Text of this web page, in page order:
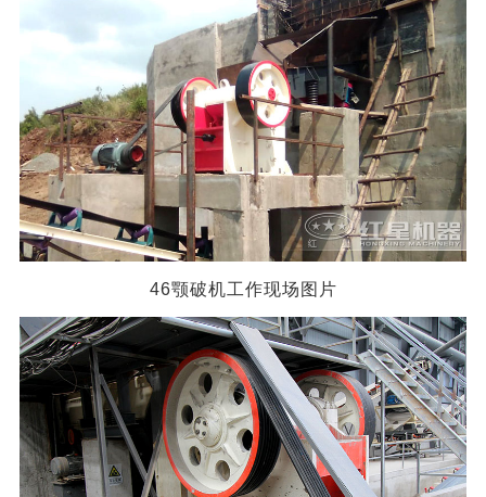
46颚破机工作现场图片